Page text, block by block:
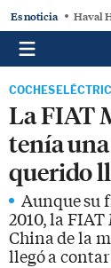
Es noticia Haval
COCHES
La FIAT
tenía
querido
Aunque su
2010, la
China de la
llegó a